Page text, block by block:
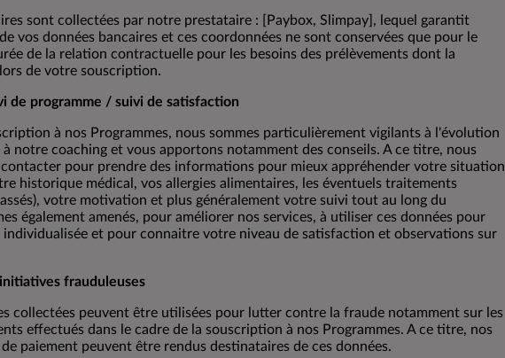
sont collectées par notre prestataire : [Paybox, Slimpay], lequel garantit
vos données bancaires et ces coordonnées ne sont conservées que pour le
de la relation contractuelle pour les besoins des prélèvements dont la
de votre souscription.
de programme / suivi de satisfaction
à nos Programmes, nous sommes particulièrement vigilants à l'évolution
notre coaching et vous apportons notamment des conseils. A ce titre, nous
contacter pour prendre des informations pour mieux appréhender votre situation
historique médical, vos allergies alimentaires, les éventuels traitements
votre motivation et plus généralement votre suivi tout au long du
également amenés, pour améliorer nos services, à utiliser ces données pour
et pour connaitre votre niveau de satisfaction et observations sur
frauduleuses
collectées peuvent être utilisées pour lutter contre la fraude notamment sur les
effectués dans le cadre de la souscription à nos Programmes. A ce titre, nos
paiement peuvent être rendus destinataires de ces données.